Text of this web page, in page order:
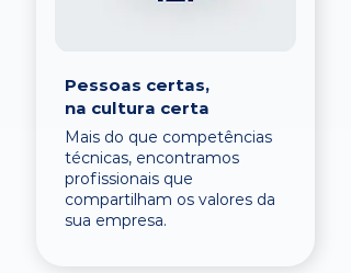
Pessoas certas,
na cultura certa
Mais do que competências
técnicas, encontramos
profissionais que
compartilham os valores da
sua empresa.